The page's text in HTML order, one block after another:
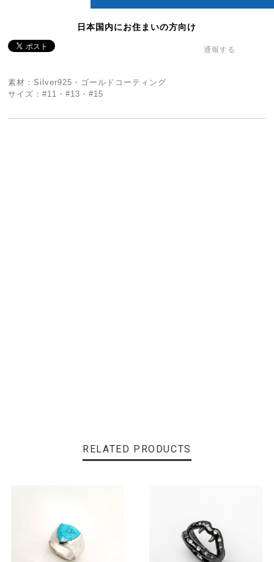
日本国内にお住まいの方向け
通報する
素材：Silver925・ゴールドコーティング
サイズ：#11・#13・#15
RELATED PRODUCTS